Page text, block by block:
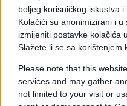
boljeg korisničkog iskustva i
Kolačići su anonimizirani i
izmijeniti postavke kolačića
Slažete li se sa korištenjem
Please note that this
services and may gather
not limited to your visit or
Synini i faqes...te
Shqiptaret te